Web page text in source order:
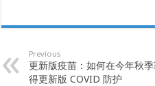
Previous
更新版疫苗：如何在今年秋
得更新版 COVID 防护